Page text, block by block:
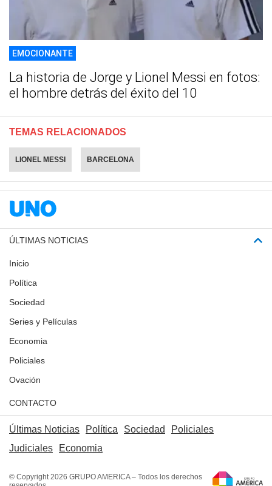
EMOCIONANTE
La historia de Jorge y Lionel Messi en fotos:
el hombre detrás del éxito del 10
TEMAS RELACIONADOS
LIONEL MESSI BARCELONA
ÚLTIMAS NOTICIAS
Inicio
Política
Sociedad
Series y Películas
Economia
Policiales
Ovación
CONTACTO
Últimas Noticias Política Sociedad
Policiales
Judiciales
Economia
© Copyright 2026 GRUPO AMERICA – Todos los derechos